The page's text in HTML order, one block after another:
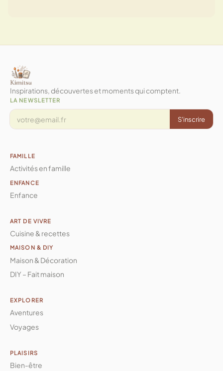
Inspirations, découvertes et moments qui comptent.
LA NEWSLETTER
S'inscrire
FAMILLE
Activités en famille
ENFANCE
Enfance
ART DE VIVRE
Cuisine & recettes
MAISON & DIY
Maison & Décoration
DIY – Fait maison
EXPLORER
Aventures
Voyages
PLAISIRS
Bien-être